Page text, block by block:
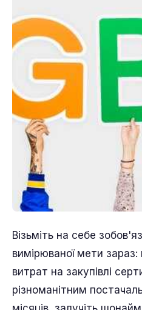
Візьміть на себе
вимірюваної мети зараз:
витрат на закупівлі
різноманітним